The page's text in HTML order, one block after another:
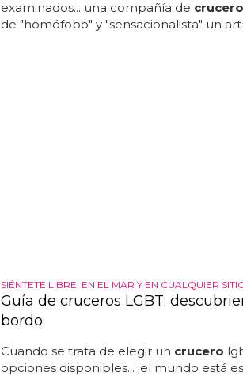
examinados... una compañía de crucero
de "homófobo" y "sensacionalista" un
SIÉNTETE LIBRE, EN EL MAR Y EN CUALQUIER
Guía de cruceros LGBT:
bordo
Cuando se trata de elegir un crucero
opciones disponibles... ¡el mundo está